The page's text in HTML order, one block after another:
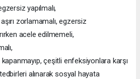
yapılmalı,
zorlamamalı, egzersiz
acele edilmemeli,
kapanmayıp, çeşitli enfeksiyonlara karşı
alınarak sosyal hayata